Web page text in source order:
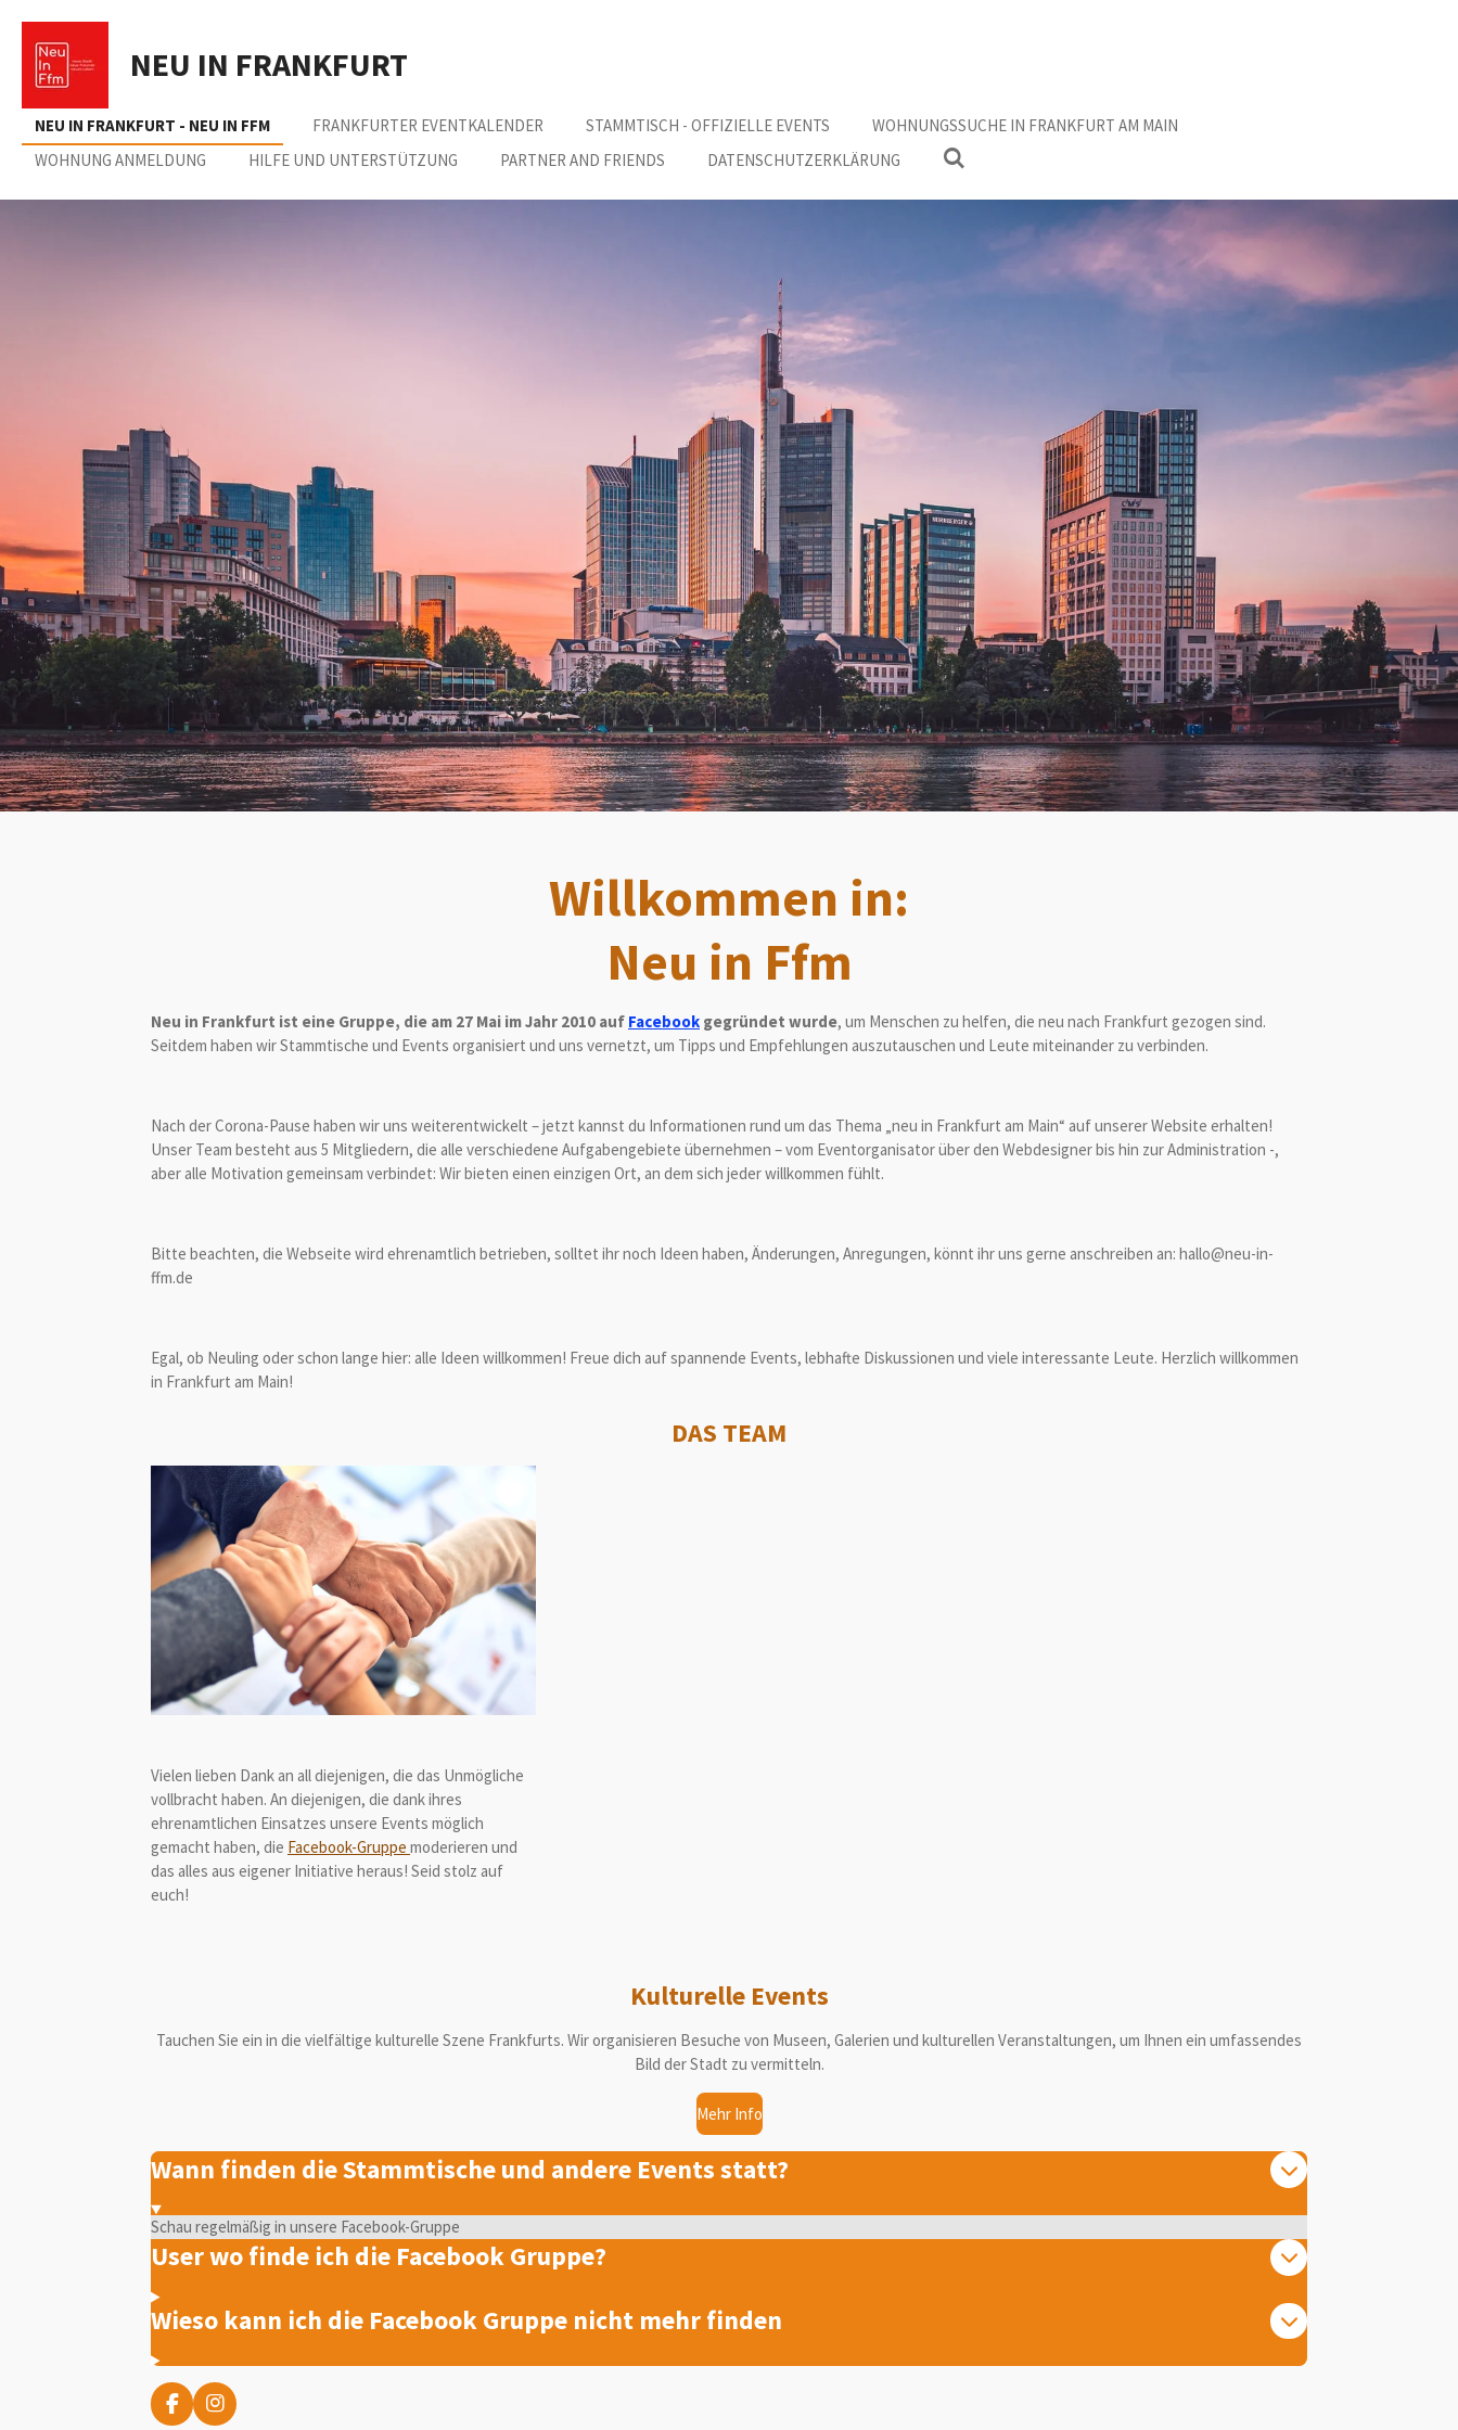
Zum
Hauptinhalt
springen
NEU IN FRANKFURT
NEU IN FRANKFURT - NEU IN FFM FRANKFURTER EVENTKALENDER STAMMTISCH - OFFIZIELLE EVENTS
WOHNUNGSSUCHE IN FRANKFURT AM MAIN
WOHNUNG ANMELDUNG
HILFE UND UNTERSTÜTZUNG PARTNER AND FRIENDS DATENSCHUTZERKLÄRUNG
Willkommen in:
Neu in Ffm
Neu in Frankfurt ist eine Gruppe, die am 27 Mai im Jahr 2010 auf Facebook gegründet wurde, um Menschen zu helfen, die neu nach Frankfurt gezogen sind.
Seitdem haben wir Stammtische und Events organisiert und uns vernetzt, um Tipps und Empfehlungen auszutauschen und Leute miteinander zu verbinden.
Nach der Corona-Pause haben wir uns weiterentwickelt – jetzt kannst du Informationen rund um das Thema „neu in Frankfurt am Main“ auf unserer Website erhalten!
Unser Team besteht aus 5 Mitgliedern, die alle verschiedene Aufgabengebiete übernehmen – vom Eventorganisator über den Webdesigner bis hin zur Administration -,
aber alle Motivation gemeinsam verbindet: Wir bieten einen einzigen Ort, an dem sich jeder willkommen fühlt.
Bitte beachten, die Webseite wird ehrenamtlich betrieben, solltet ihr noch Ideen haben, Änderungen, Anregungen, könnt ihr uns gerne anschreiben an: hallo@neu-in-
ffm.de
Egal, ob Neuling oder schon lange hier: alle Ideen willkommen! Freue dich auf spannende Events, lebhafte Diskussionen und viele interessante Leute. Herzlich willkommen
in Frankfurt am Main!
DAS TEAM
Vielen lieben Dank an all diejenigen, die das Unmögliche
vollbracht haben. An diejenigen, die dank ihres
ehrenamtlichen Einsatzes unsere Events möglich
gemacht haben, die Facebook-Gruppe moderieren und
das alles aus eigener Initiative heraus! Seid stolz auf
euch!
Kulturelle Events
Tauchen Sie ein in die vielfältige kulturelle Szene Frankfurts. Wir organisieren Besuche von Museen, Galerien und kulturellen Veranstaltungen, um Ihnen ein umfassendes
Bild der Stadt zu vermitteln.
Mehr Info
Wann finden die Stammtische und andere Events statt?
Schau regelmäßig in unsere Facebook-Gruppe
User wo finde ich die Facebook Gruppe?
Wieso kann ich die Facebook Gruppe nicht mehr finden
F
I